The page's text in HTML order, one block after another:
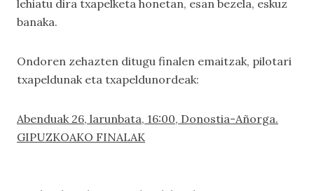
lehiatu dira txapelketa honetan, esan bezela, eskuz
banaka.
Ondoren zehazten ditugu finalen emaitzak, pilotari
txapeldunak eta txapeldunordeak:
Abenduak 26, larunbata, 16:00, Donostia-Añorga.
GIPUZKOAKO FINALAK